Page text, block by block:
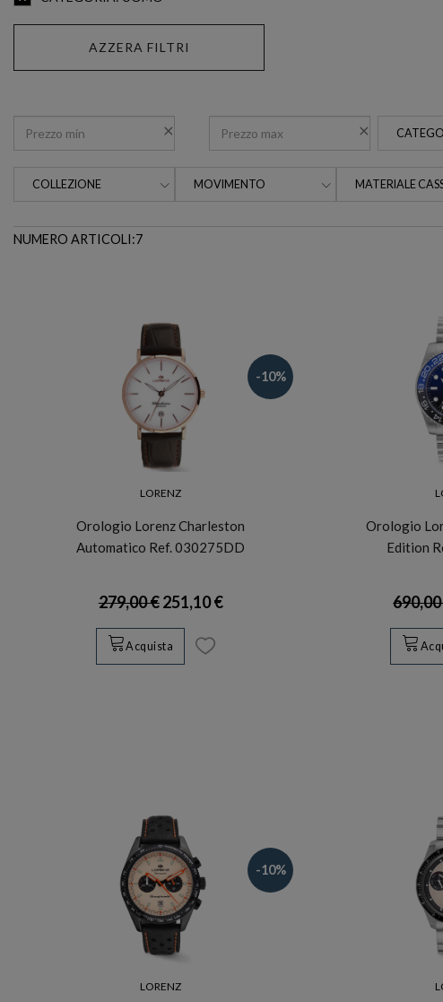
AZZERA FILTRI
COLLEZIONE MOVIMENTO MATERIALE
NUMERO ARTICOLI:7
-10%
LORENZ
Orologio Lorenz Charleston
Automatico Ref. 030275DD
279,00 €251,10 €
Acquista
Orologio
Edition
-10%
LORENZ